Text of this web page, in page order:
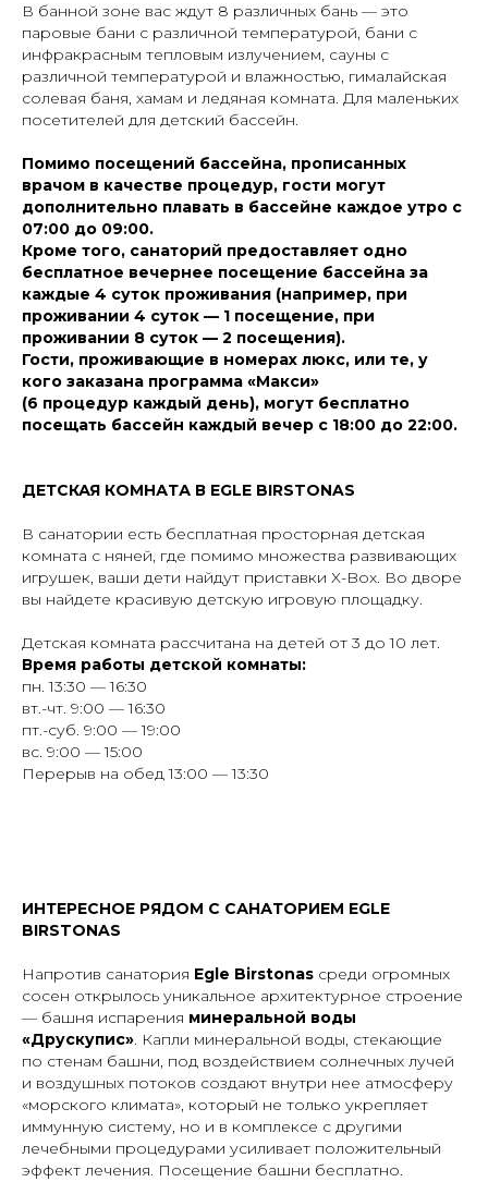
В банной зоне вас ждут 8 различных бань — это
паровые бани с различной температурой, бани с
инфракрасным тепловым излучением, сауны с
различной температурой и влажностью, гималайская
солевая баня, хамам и ледяная комната. Для маленьких
посетителей для детский бассейн.
Помимо посещений бассейна, прописанных
врачом в качестве процедур, гости могут
дополнительно плавать в бассейне каждое утро с
07:00 до 09:00.
Кроме того, санаторий предоставляет одно
бесплатное вечернее посещение бассейна за
каждые 4 суток проживания (например, при
проживании 4 суток — 1 посещение, при
проживании 8 суток — 2 посещения).
Гости, проживающие в номерах люкс, или те, у
кого заказана программа «Макси»
(6 процедур каждый день), могут бесплатно
посещать бассейн каждый вечер с 18:00 до 22:00.
ДЕТСКАЯ КОМНАТА В EGLE BIRSTONAS
В санатории есть бесплатная просторная детская
комната с няней, где помимо множества развивающих
игрушек, ваши дети найдут приставки X-Box. Во дворе
вы найдете красивую детскую игровую площадку.
Детская комната рассчитана на детей от 3 до 10 лет.
Время работы детской комнаты:
пн. 13:30 — 16:30
вт.-чт. 9:00 — 16:30
пт.-суб. 9:00 — 19:00
вс. 9:00 — 15:00
Перерыв на обед 13:00 — 13:30
ИНТЕРЕСНОЕ РЯДОМ С САНАТОРИЕМ EGLE
BIRSTONAS
Напротив санатория Egle Birstonas среди огромных
сосен открылось уникальное архитектурное строение
— башня испарения минеральной воды
«Друскупис». Капли минеральной воды, стекающие
по стенам башни, под воздействием солнечных лучей
и воздушных потоков создают внутри нее атмосферу
«морского климата», который не только укрепляет
иммунную систему, но и в комплексе с другими
лечебными процедурами усиливает положительный
эффект лечения. Посещение башни бесплатно.